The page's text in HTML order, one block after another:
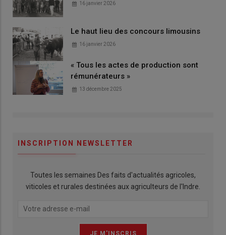
16 janvier 2026
Le haut lieu des concours limousins
16 janvier 2026
« Tous les actes de production sont
rémunérateurs »
13 décembre 2025
INSCRIPTION NEWSLETTER
Toutes les semaines Des faits d'actualités agricoles,
viticoles et rurales destinées aux agriculteurs de l'Indre.